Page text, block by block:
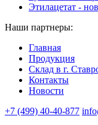
Этилацетат -
Наши партнеры:
Главная
Продукция
Склад в г.
Контакты
Новости
+7 (499) 40-40-877